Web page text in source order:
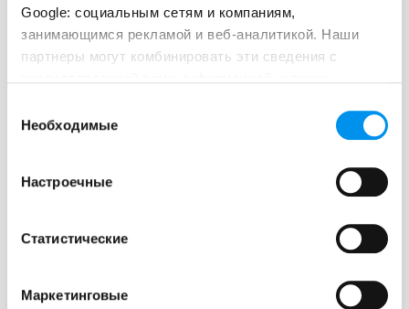
Google: социальным сетям и компаниям,
занимающимся рекламой и веб-аналитикой. Наши
партнеры могут комбинировать эти сведения с
вами их сервисов.
согласия
Необходимые
Настроечные
Статистические
Маркетинговые